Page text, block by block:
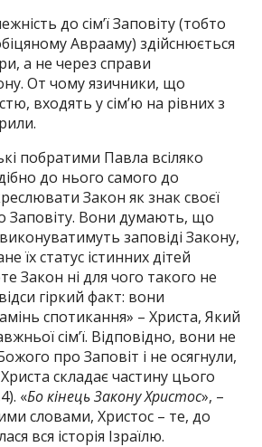
до сім’ї Заповіту (тобто
Аврааму) здійснюється
а не через справи
От чому язичники, що
входять у сім’ю на рівних з
побратими Павла всіляко
до нього самого до
Закон як знак своєї
Заповіту. Вони думають, що
заповіді Закону,
їх статус істинних дітей
Закон ні для чого такого не
гіркий факт: вони
спотикання» – Христа, Який
сім’ї. Відповідно, вони не
про Заповіт і не осягнули,
складає частину цього
«Бо кінець Закону Христос», –
словами, Христос – те, до
вся історія Ізраїлю.